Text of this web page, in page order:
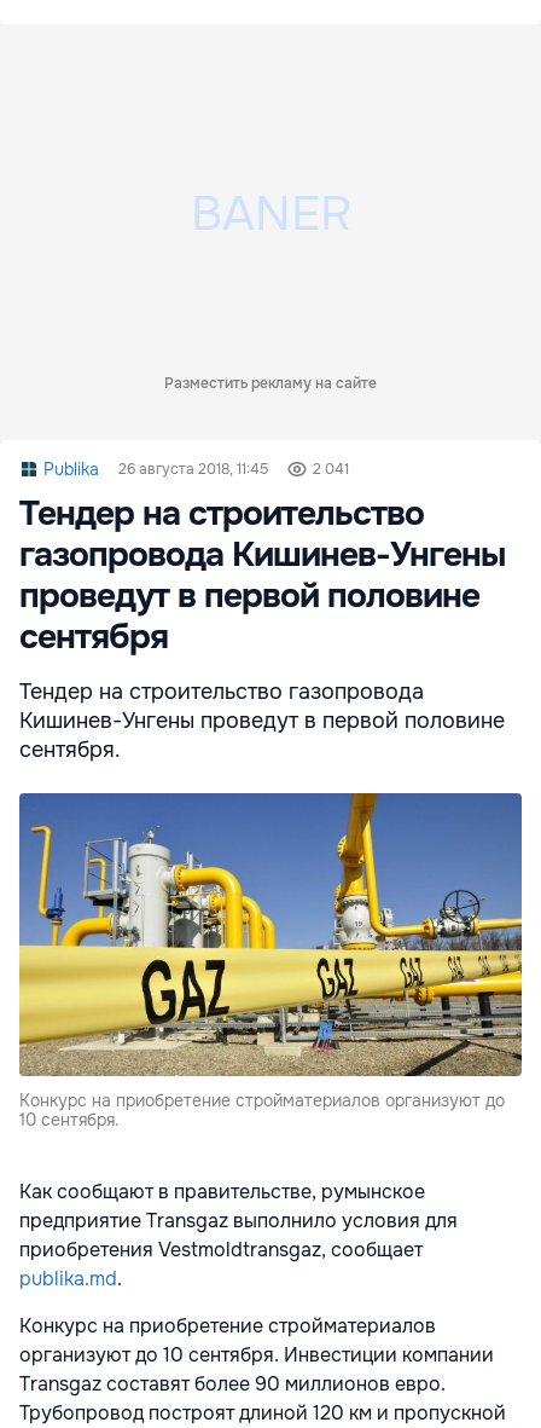
Разместить рекламу на сайте
Publika 26 августа 2018, 11:45 2 041
Тендер на строительство
газопровода Кишинев-Унгены
проведут в первой половине
сентября
Тендер на строительство газопровода
Кишинев-Унгены проведут в первой половине
сентября.
Конкурс на приобретение стройматериалов организуют до
10 сентября.
Как сообщают в правительстве, румынское
предприятие Transgaz выполнило условия для
приобретения Vestmoldtransgaz, сообщает
publika.md.
Конкурс на приобретение стройматериалов
организуют до 10 сентября. Инвестиции компании
Transgaz составят более 90 миллионов евро.
Трубопровод построят длиной 120 км и пропускной